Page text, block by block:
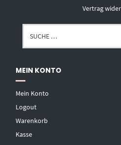
Vertrag
MEIN KONTO
Mein Konto
Logout
Warenkorb
Kasse